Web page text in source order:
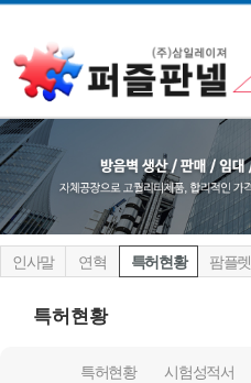
인사말 연혁 특허현황 팜플렛
특허현황
특허현황 시험성적서